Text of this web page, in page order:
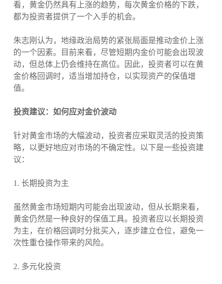
看，黄金仍然具有上涨的趋势，每次黄金价格的下跌，
都为投资者提供了一个入手的机会。
朱志刚认为，地缘政治局势的紧张局面是推动金价上涨
的一个因素。目前来看，尽管短期内金价可能会出现波
动，但总体上仍会维持在高位。因此，投资者可以在黄
金价格回调时，适当增加持仓，以实现资产的保值增
值。
投资建议：如何应对金价波动
针对黄金市场的大幅波动，投资者应采取灵活的投资策
略，以更好地应对市场的不确定性。以下是一些投资建
议：
1. 长期投资为主
虽然黄金市场短期内可能会出现波动，但从长期来看，
黄金仍然是一种良好的保值工具。投资者应以长期投资
为主，在价格回调时分批买入，逐步建立仓位，避免一
次性重仓操作带来的风险。
2. 多元化投资